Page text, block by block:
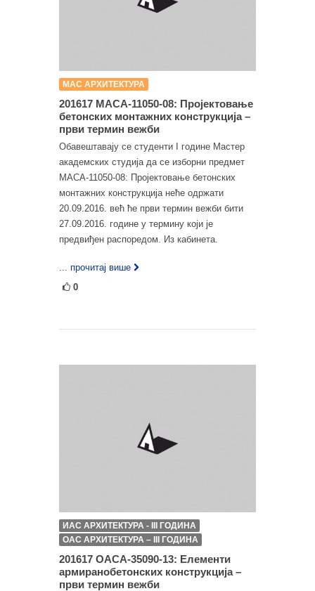
МАС АРХИТЕКТУРА
201617 МАСА-11050-08: Пројектовање
бетонских монтажних конструкција –
први термин вежби
Обавештавају се студенти I године Мастер
академских студија да се изборни предмет
МАСА-11050-08: Пројектовање бетонских
монтажних конструкција неће одржати
20.09.2016. већ ће први термин вежби бити
27.09.2016. године у термину који је
предвиђен распоредом. Из кабинета.
... прочитај више
0
ИАС АРХИТЕКТУРА - III ГОДИНА
ОАС АРХИТЕКТУРА – III ГОДИНА
201617 ОАСА-35090-13: Елементи
армиранобетонских конструкција –
први термин вежби